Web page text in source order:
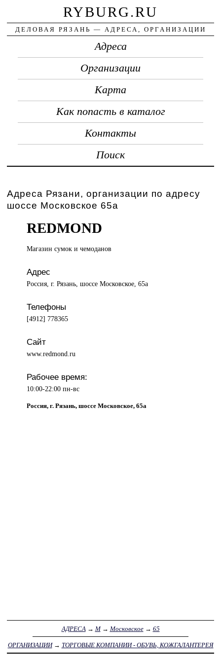
RYBURG.RU
ДЕЛОВАЯ РЯЗАНЬ — АДРЕСА, ОРГАНИЗАЦИИ
Адреса
Организации
Карта
Как попасть в каталог
Контакты
Поиск
Адреса Рязани, организации по адресу
шоссе Московское 65а
REDMOND
Магазин сумоки чемоданов
Адрес
Россия, г. Рязань, шоссе Московское, 65а
Телефоны
[4912] 778365
Сайт
www.redmond.ru
Рабочее время:
10:00-22:00 пн-вс
Россия, г. Рязань, шоссе Московское, 65а
АДРЕСА → М→ Московское→ 65
ОРГАНИЗАЦИИ→ ТОРГОВЫЕ КОМПАНИИ - ОБУВЬ, КОЖГАЛАНТЕРЕЯ